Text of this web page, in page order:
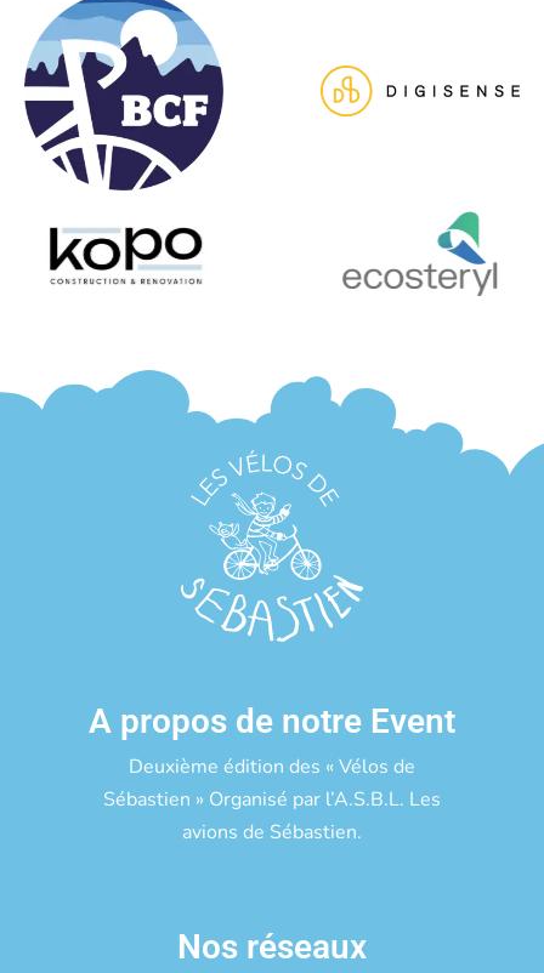
A propos de notre Event
Deuxième édition des « Vélos de
Sébastien » Organisé par l’A.S.B.L. Les
avions de Sébastien.
Nos réseaux